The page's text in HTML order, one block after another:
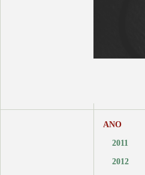
ANO
2011
2012